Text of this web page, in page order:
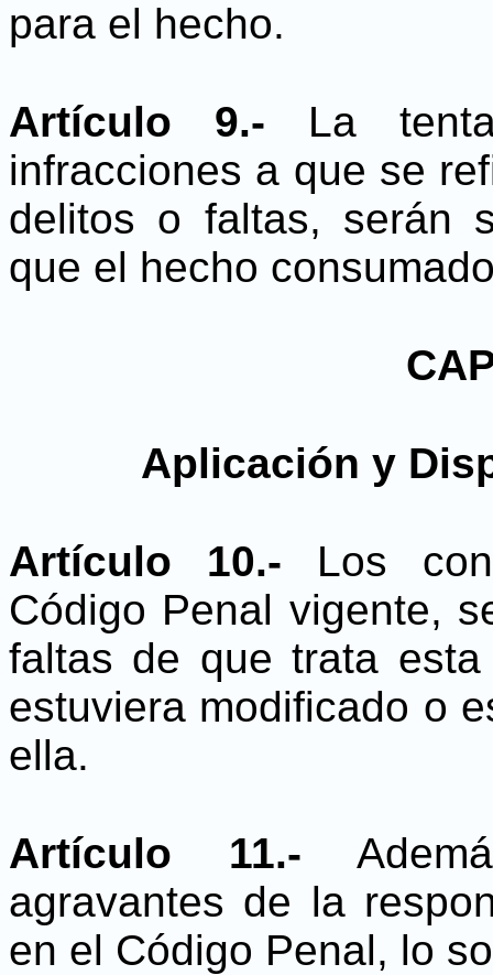
para el hecho.
Artículo 9.- La
infracciones a que se
delitos o faltas, serán
que el hecho
Aplicación y
Artículo 10.- Los
Código Penal vigente,
faltas de que trata
estuviera modificado o
ella.
Artículo 11.-
agravantes de la
en el Código Penal, lo